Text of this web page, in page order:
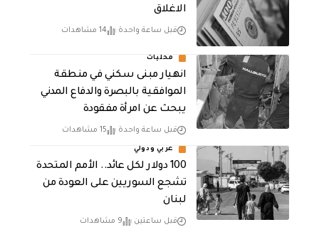
الاغلاق
قبل ساعة واحدة 14 مشاهدات
محليات
انهيار مبنى سكني في منطقة
الموافقية بالبصرة والدفاع المدني
يبحث عن امرأة مفقودة
قبل ساعة واحدة 15 مشاهدات
عربي ودولي
100 دولار لكل عائد.. الأمم المتحدة
تشجع السوريين على العودة من
لبنان
قبل ساعتين 9 مشاهدات